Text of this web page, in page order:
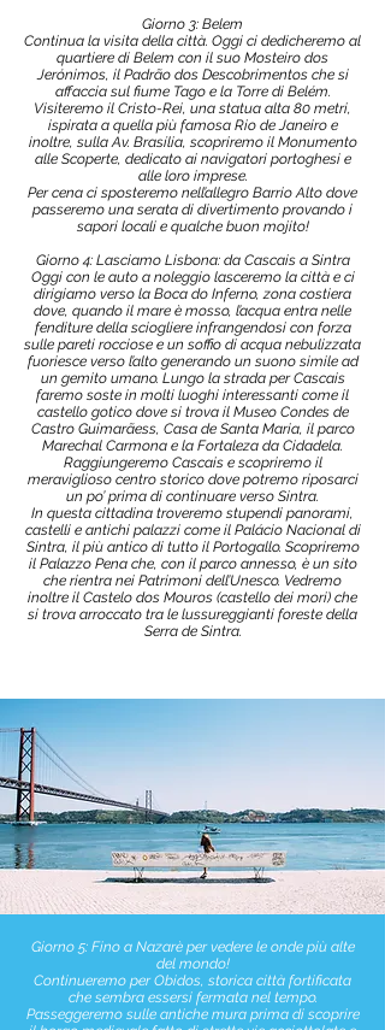
Giorno 3: Belem
Continua la visita della città. Oggi ci dedicheremo al
quartiere di Belem con il suo Mosteiro dos
Jerónimos, il Padrão dos Descobrimentos che si
affaccia sul fiume Tago e la Torre di Belém.
Visiteremo il Cristo-Rei, una statua alta 80 metri,
ispirata a quella più famosa Rio de Janeiro e
inoltre, sulla Av. Brasília, scopriremo il Monumento
alle Scoperte, dedicato ai navigatori portoghesi e
alle loro imprese.
Per cena ci sposteremo nell’allegro Barrio Alto dove
passeremo una serata di divertimento provando i
sapori locali e qualche buon mojito!
Giorno 4: Lasciamo Lisbona: da Cascais a Sintra
Oggi con le auto a noleggio lasceremo la città e ci
dirigiamo verso la Boca do Inferno, zona costiera
dove, quando il mare è mosso, l’acqua entra nelle
fenditure della sciogliere infrangendosi con forza
sulle pareti rocciose e un soffio di acqua nebulizzata
fuoriesce verso l’alto generando un suono simile ad
un gemito umano. Lungo la strada per Cascais
faremo soste in molti luoghi interessanti come il
castello gotico dove si trova il Museo Condes de
Castro Guimarãess, Casa de Santa Maria, il parco
Marechal Carmona e la Fortaleza da Cidadela.
Raggiungeremo Cascais e scopriremo il
meraviglioso centro storico dove potremo riposarci
un po’ prima di continuare verso Sintra.
In questa cittadina troveremo stupendi panorami,
castelli e antichi palazzi come il Palácio Nacional di
Sintra, il più antico di tutto il Portogallo. Scopriremo
il Palazzo Pena che, con il parco annesso, è un sito
che rientra nei Patrimoni dell’Unesco. Vedremo
inoltre il Castelo dos Mouros (castello dei mori) che
si trova arroccato tra le lussureggianti foreste della
Serra de Sintra.
Giorno 5: Fino a Nazarè per vedere le onde più alte
del mondo!
Continueremo per Obidos, storica città fortificata
che sembra essersi fermata nel tempo.
Passeggeremo sulle antiche mura prima di scoprire